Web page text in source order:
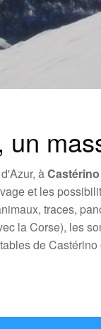
un
àCastérino
et les
traces,
la Corse), les
de